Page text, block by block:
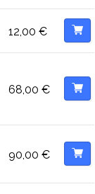
12,00 €
68,00 €
90,00 €